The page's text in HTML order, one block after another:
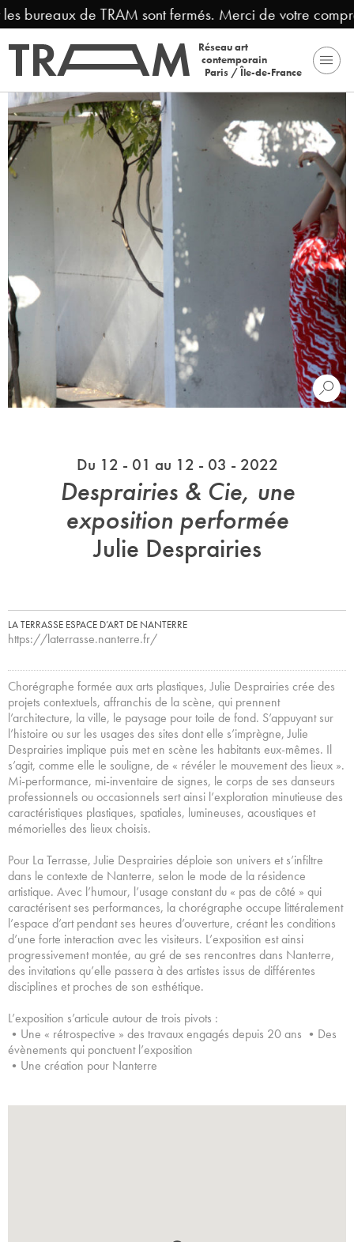
de TRAM sont fermés. Merci de votre
Réseau art
contemporain
Paris / Île-de-France
Du 12 - 01 au 12 - 03 - 2022
Desprairies & Cie, une
exposition performée
Julie Desprairies
LA TERRASSE ESPACE D’ART DE NANTERRE
https://laterrasse.nanterre.fr/
Chorégraphe formée aux arts plastiques, Julie Desprairies crée des
projets contextuels, affranchis de la scène, qui prennent
l’architecture, la ville, le paysage pour toile de fond. S’appuyant sur
l’histoire ou sur les usages des sites dont elle s’imprègne, Julie
Desprairies implique puis met en scène les habitants eux-mêmes. Il
s’agit, comme elle le souligne, de « révéler le mouvement des lieux ».
Mi-performance, mi-inventaire de signes, le corps de ses danseurs
professionnels ou occasionnels sert ainsi l’exploration minutieuse des
caractéristiques plastiques, spatiales, lumineuses, acoustiques et
mémorielles des lieux choisis.
Pour La Terrasse, Julie Desprairies déploie son univers et s’infiltre
dans le contexte de Nanterre, selon le mode de la résidence
artistique. Avec l’humour, l’usage constant du « pas de côté » qui
caractérisent ses performances, la chorégraphe occupe littéralement
l’espace d’art pendant ses heures d’ouverture, créant les conditions
d’une forte interaction avec les visiteurs. L’exposition est ainsi
progressivement montée, au gré de ses rencontres dans Nanterre,
des invitations qu’elle passera à des artistes issus de différentes
disciplines et proches de son esthétique.
L’exposition s’articule autour de trois pivots :
•Une « rétrospective » des travaux engagés depuis 20 ans •Des
évènements qui ponctuent l’exposition
•Une création pour Nanterre